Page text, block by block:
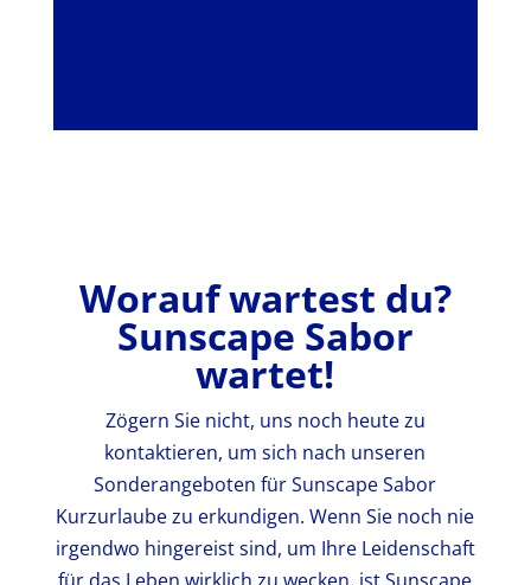
Worauf wartest du?
Sunscape Sabor
wartet!
Zögern Sie nicht, uns noch heute zu
kontaktieren, um sich nach unseren
Sonderangeboten für Sunscape Sabor
Kurzurlaube zu erkundigen. Wenn Sie noch nie
irgendwo hingereist sind, um Ihre Leidenschaft
für das Leben wirklich zu wecken, ist Sunscape